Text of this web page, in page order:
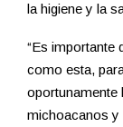
la higiene y la
“Es importante
como esta,
oportunamente
michoacanos y